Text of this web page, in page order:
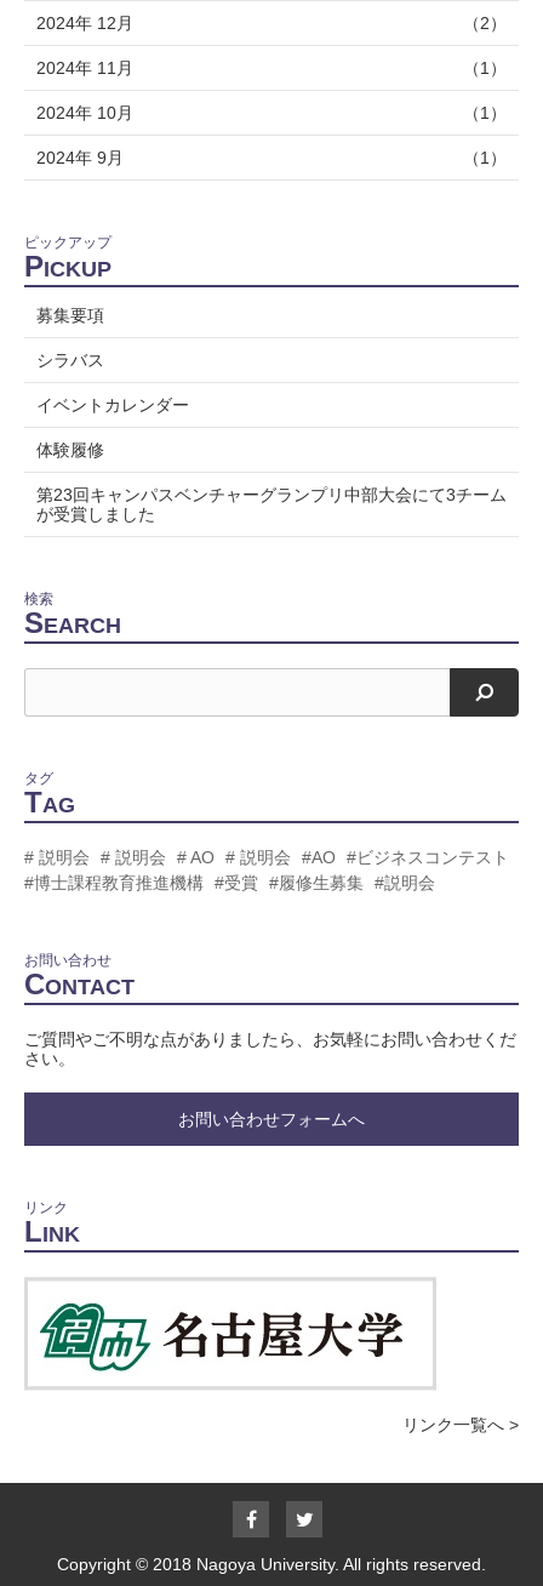
2024年 12月 （2）
2024年 11月 （1）
2024年 10月 （1）
2024年 9月 （1）
ピックアップ
PICKUP
募集要項
シラバス
イベントカレンダー
体験履修
第23回キャンパスベンチャーグランプリ中部大会にて3チーム
が受賞しました
検索
SEARCH
検索
タグ
TAG
# 説明会 # 説明会 # AO # 説明会 #AO #ビジネスコンテスト
#博士課程教育推進機構 #受賞 #履修生募集 #説明会
お問い合わせ
CONTACT
ご質問やご不明な点がありましたら、お気軽にお問い合わせくだ
さい。
お問い合わせフォームへ
リンク
LINK
リンク一覧へ >
Facebook
ウ
Twitter
ウ
Copyright © 2018 Nagoya University. All rights reserved.